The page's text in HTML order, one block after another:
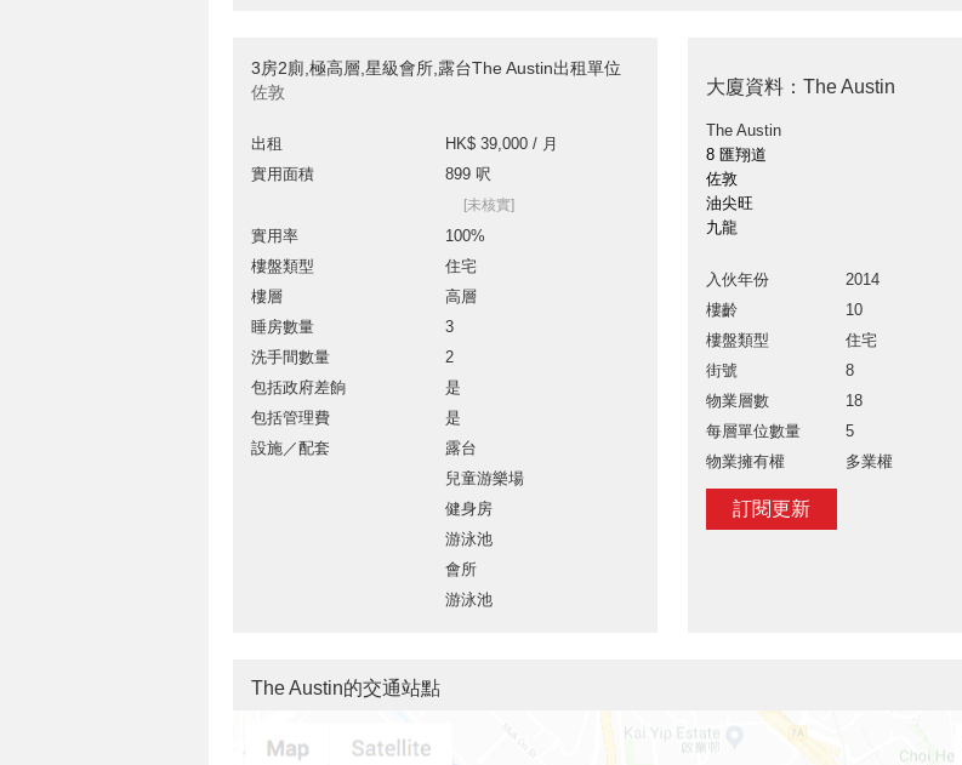
3房2廁,極高層,星級會所,露台The Austin出租單位
佐敦
出租
HK$ 39,000 / 月
實用面積
899 呎
[未核實]
實用率
100%
樓盤類型
住宅
樓層
高層
睡房數量
3
洗手間數量
2
包括政府差餉
是
包括管理費
是
設施／配套
露台
兒童游樂場
健身房
游泳池
會所
游泳池
大廈資料：The Austin
The Austin
8 匯翔道
佐敦
油尖旺
九龍
入伙年份
2014
樓齡
10
樓盤類型
住宅
街號
8
物業層數
18
每層單位數量
5
物業擁有權
多業權
訂閱更新
The Austin的交通站點